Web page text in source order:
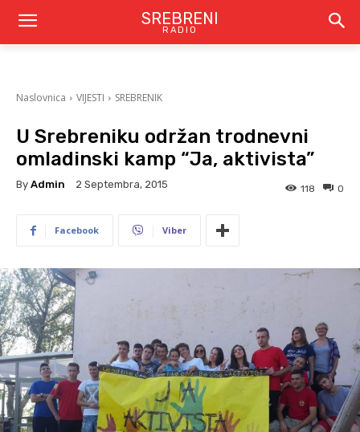
SREBRENI
RADIO
Naslovnica VIJESTI SREBRENIK
U Srebreniku održan trodnevni
omladinski kamp “Ja, aktivista”
By Admin 2 Septembra, 2015 0
118
Facebook Viber